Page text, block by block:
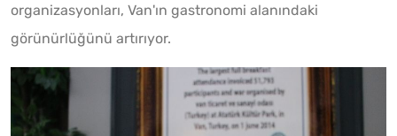
organizasyonları, Van'ın gastronomi alanındaki
görünürlüğünü artırıyor.